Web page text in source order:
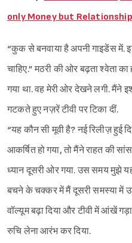
only Money but
“कुक से बनवाया है अपनी गाइडेंस में.
चाहिए.” मठरी की ओर बढ़ता श्‍वेता
गया था. वह मेरी ओर देखने लगी. मैंने
गटकते हुए नज़रें टीवी पर टिका दीं.
“यह कौन सी मूवी है? नई रिलीज़ हुई
आकर्षित हो गया, तो मैंने राहत की
ध्यान दूसरी ओर गया. उस समय मुझे
बचने के चक्कर में मैं दूसरी समस्या में
वॉल्यूम बढ़ा दिया और टीवी में आंखें
रुचि लेना आरंभ कर दिया.